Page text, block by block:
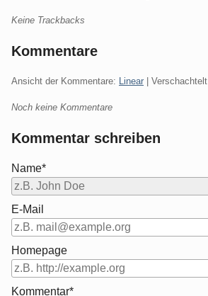
Keine Trackbacks
Kommentare
Ansicht der Kommentare: Linear | Verschachtelt
Noch keine Kommentare
Kommentar schreiben
Name*
E-Mail
Homepage
Kommentar*